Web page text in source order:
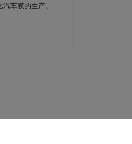
车膜的生产。